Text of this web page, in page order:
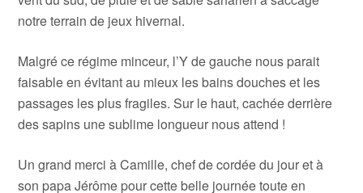
notre terrain de jeux hivernal.
Malgré ce régime minceur, l’Y de gauche nous parait
faisable en évitant au mieux les bains douches et les
passages les plus fragiles. Sur le haut, cachée derrière
des sapins une sublime longueur nous attend !
Un grand merci à Camille, chef de cordée du jour et à
son papa Jérôme pour cette belle journée toute en